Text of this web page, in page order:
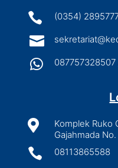
 (0354)



Komplek Ruko
Gajahmada
 08113865588